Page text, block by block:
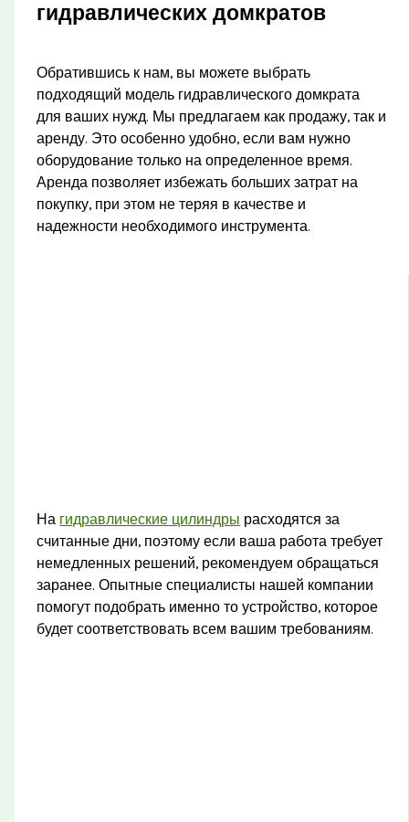
гидравлических домкратов
Обратившись к нам, вы можете выбрать
подходящий модель гидравлического домкрата
для ваших нужд. Мы предлагаем как продажу, так и
аренду. Это особенно удобно, если вам нужно
оборудование только на определенное время.
Аренда позволяет избежать больших затрат на
покупку, при этом не теряя в качестве и
надежности необходимого инструмента.
На гидравлические цилиндры расходятся за
считанные дни, поэтому если ваша работа требует
немедленных решений, рекомендуем обращаться
заранее. Опытные специалисты нашей компании
помогут подобрать именно то устройство, которое
будет соответствовать всем вашим требованиям.